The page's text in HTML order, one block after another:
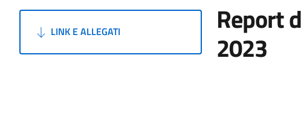
LINK E ALLEGATI Report
2023